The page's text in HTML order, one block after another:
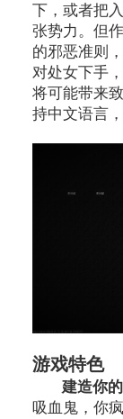
下，或者把
张势力。但
的邪恶准则
对处女下手
将可能带来
持中文语言
游戏特色
建造你
吸血鬼，你